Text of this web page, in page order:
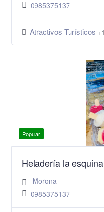
0985375137
Atractivos Turísticos +1
Popular
Heladería la esquina
Morona
0985375137